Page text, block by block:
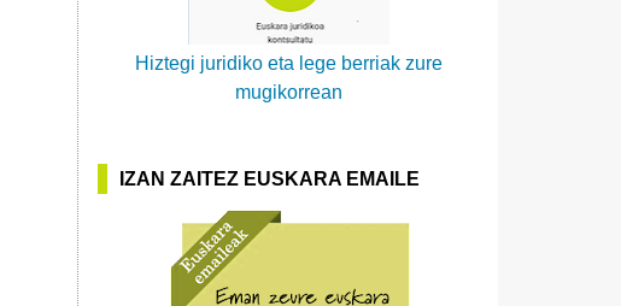
Hiztegi juridiko eta lege berriak zure
mugikorrean
IZAN ZAITEZ EUSKARA EMAILE